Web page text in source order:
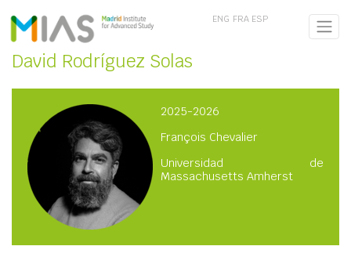
ENG FRA ESP
David Rodríguez Solas
2025-2026
François Chevalier
Universidad de
Massachusetts Amherst